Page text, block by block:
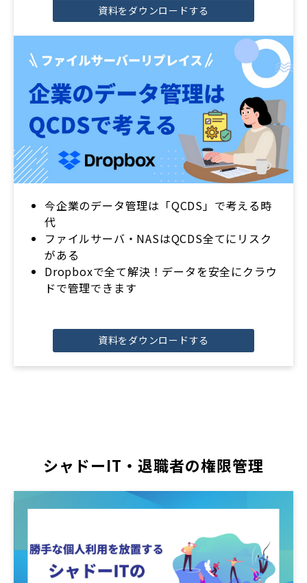
資料をダウンロードする
今企業のデータ管理は「QCDS」で考える時
代
ファイルサーバ・NASはQCDS全てにリスク
がある
Dropboxで全て解決！データを安全にクラウ
ドで管理できます
資料をダウンロードする
シャドーIT・退職者の権限管理